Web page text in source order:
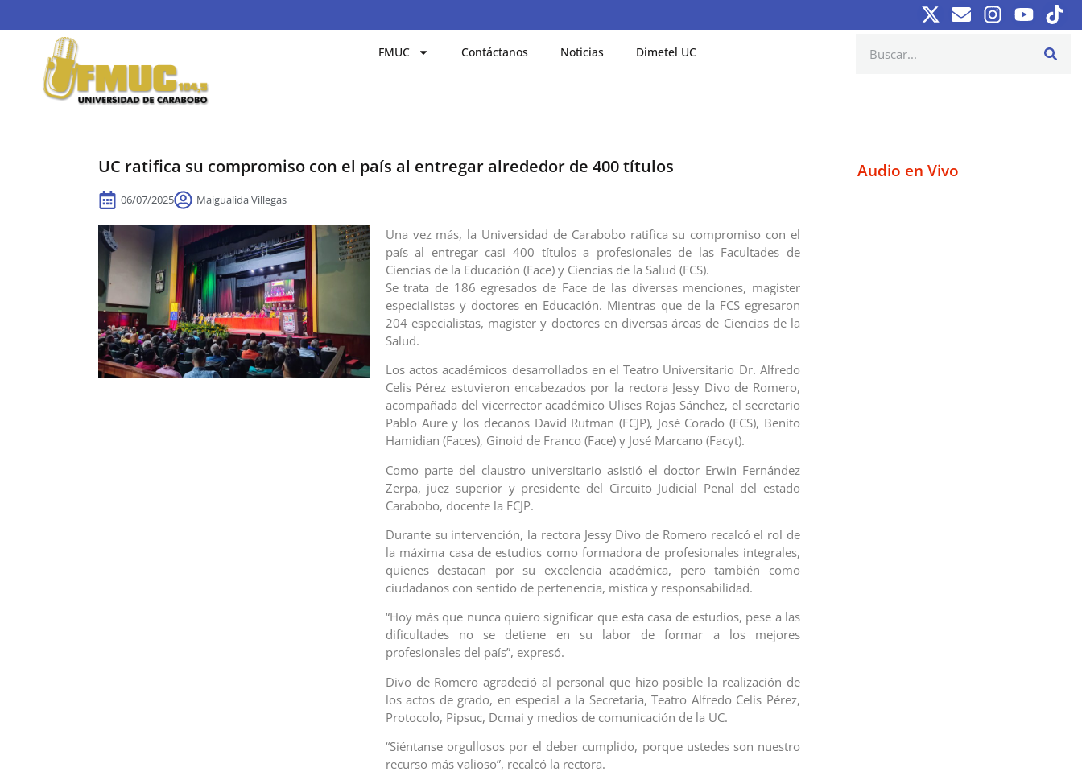
FMUC Contáctanos Noticias Dimetel UC
UC ratifica su compromiso con el país al entregar alrededor de 400 títulos
06/07/2025 Maigualida Villegas
Una vez más, la Universidad de Carabobo ratifica su compromiso con el
país al entregar casi 400 títulos a profesionales de las Facultades de
Ciencias de la Educación (Face) y Ciencias de la Salud (FCS).
Se trata de 186 egresados de Face de las diversas menciones, magister
especialistas y doctores en Educación. Mientras que de la FCS egresaron
204 especialistas, magister y doctores en diversas áreas de Ciencias de la
Salud.
Los actos académicos desarrollados en el Teatro Universitario Dr. Alfredo
Celis Pérez estuvieron encabezados por la rectora Jessy Divo de Romero,
acompañada del vicerrector académico Ulises Rojas Sánchez, el secretario
Pablo Aure y los decanos David Rutman (FCJP), José Corado (FCS), Benito
Hamidian (Faces), Ginoid de Franco (Face) y José Marcano (Facyt).
Como parte del claustro universitario asistió el doctor Erwin Fernández
Zerpa, juez superior y presidente del Circuito Judicial Penal del estado
Carabobo, docente la FCJP.
Durante su intervención, la rectora Jessy Divo de Romero recalcó el rol de
la máxima casa de estudios como formadora de profesionales integrales,
quienes destacan por su excelencia académica, pero también como
ciudadanos con sentido de pertenencia, mística y responsabilidad.
“Hoy más que nunca quiero significar que esta casa de estudios, pese a las
dificultades no se detiene en su labor de formar a los mejores
profesionales del país”, expresó.
Divo de Romero agradeció al personal que hizo posible la realización de
los actos de grado, en especial a la Secretaria, Teatro Alfredo Celis Pérez,
Protocolo, Pipsuc, Dcmai y medios de comunicación de la UC.
“Siéntanse orgullosos por el deber cumplido, porque ustedes son nuestro
recurso más valioso”, recalcó la rectora.
Audio en Vivo